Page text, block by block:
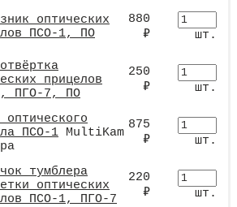
оптических
ПСО-1, ПО
880
₽
шт.
прицелов
ПГО-7, ПО
250
₽
шт.
оптического
ПСО-1 MultiKam
875
₽
шт.
тумблера
оптических
ПСО-1, ПГО-7
220
₽
шт.